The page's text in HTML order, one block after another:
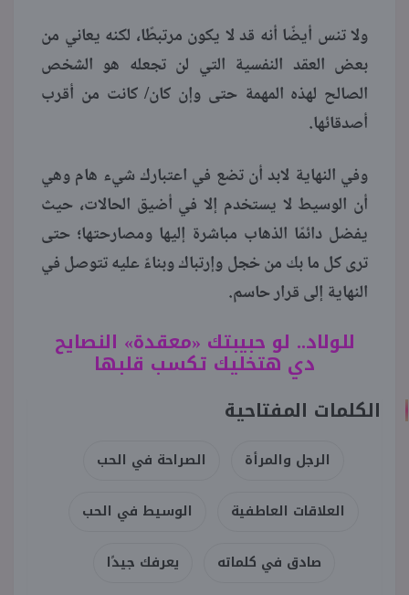
ولا تنس أيضًا أنه قد لا يكون مرتبطًا، لكنه يعاني من
بعض العقد النفسية التي لن تجعله هو الشخص
الصالح لهذه المهمة حتى وإن كان/ كانت من أقرب
أصدقائها.
وفي النهاية لابد أن تضع في اعتبارك شيء هام وهي
أن الوسيط لا يستخدم إلا في أضيق الحالات، حيث
يفضل دائمًا الذهاب مباشرة إليها ومصارحتها؛ حتى
ترى كل ما بك من خجل وإرتباك وبناءً عليه تتوصل في
النهاية إلى قرار حاسم.
للولاد.. لو حبيبتك «معقدة» النصايح
دي هتخليك تكسب قلبها
الكلمات المفتاحية
الرجل والمرأة الصراحة في الحب
العلاقات العاطفية الوسيط في الحب
صادق في كلماته يعرفك جيدًا